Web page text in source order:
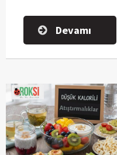
Devamı